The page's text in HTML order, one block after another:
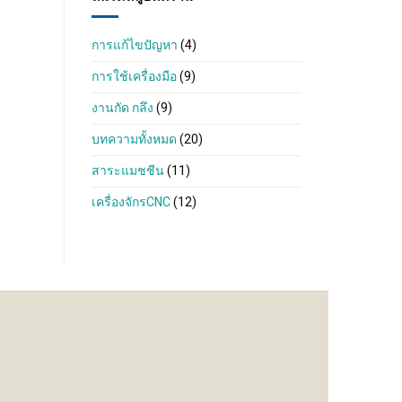
การแก้ไขปัญหา(4)
การใช้เครื่องมือ(9)
งานกัด กลึง(9)
บทความทั้งหมด(20)
สาระแมชชีน(11)
เครื่องจักรCNC(12)